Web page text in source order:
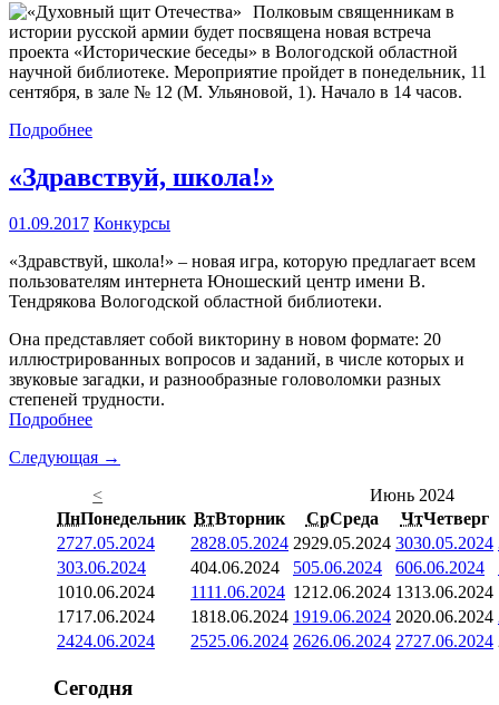
Полковым священникам в
истории русской армии будет посвящена новая встреча
проекта «Исторические беседы» в Вологодской областной
научной библиотеке. Мероприятие пройдет в понедельник, 11
сентября, в зале № 12 (М. Ульяновой, 1). Начало в 14 часов.
Подробнее
«Здравствуй, школа!»
01.09.2017 Конкурсы
«Здравствуй, школа!» – новая игра, которую предлагает всем
пользователям интернета Юношеский центр имени В.
Тендрякова Вологодской областной библиотеки.
Она представляет собой викторину в новом формате: 20
иллюстрированных вопросов и заданий, в числе которых и
звуковые загадки, и разнообразные головоломки разных
степеней трудности.
Подробнее
Следующая →
<
Июнь 2024
ПнПонедельник ВтВторник СрСреда ЧтЧетверг
2727.05.2024 2828.05.2024 2929.05.2024 3030.05.2024
303.06.2024 404.06.2024 505.06.2024 606.06.2024
1010.06.2024 1111.06.2024 1212.06.2024 1313.06.2024
1717.06.2024 1818.06.2024 1919.06.2024 2020.06.2024
2424.06.2024 2525.06.2024 2626.06.2024 2727.06.2024
Сегодня